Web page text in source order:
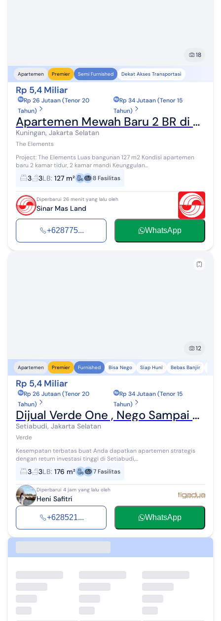
18
Apartemen Premier Semi Furnished Dekat Akses Transportasi
Rp 5,4 Miliar
Rp 26 Jutaan (Tenor 20
Tahun)
Rp 34 Jutaan (Tenor 15
Tahun)
Apartemen Mewah Baru 2 BR di Pusat Kuningan The Elements dengan Fasilitas Bintang Lima
Kuningan, Jakarta Selatan
The Elements
Project: The Elements Luas bangunan 127 m2 Kondisi apartemen
baru 2 kamar tidur, 2 kamar mandi Keunggulan...
3 3LB: 127 m² 8 Fasilitas
Diperbarui 26 menit yang lalu oleh
Sinar Mas Land
+628775... WhatsApp
12
Apartemen Premier Furnished Bisa Nego Siap Huni Bebas Banjir
Rp 5,4 Miliar
Rp 26 Jutaan (Tenor 20
Tahun)
Rp 34 Jutaan (Tenor 15
Tahun)
Dijual Verde One , Nego Sampai Deal, Unit Terawat
Setiabudi, Jakarta Selatan
Verde
Kesempatan terbatas buat Anda dapatkan apartemen strategis
dengan return investasi tinggi di Setiabudi,...
3 3LB: 176 m² 7 Fasilitas
Diperbarui 4 jam yang lalu oleh
Heni Safitri
+628521... WhatsApp